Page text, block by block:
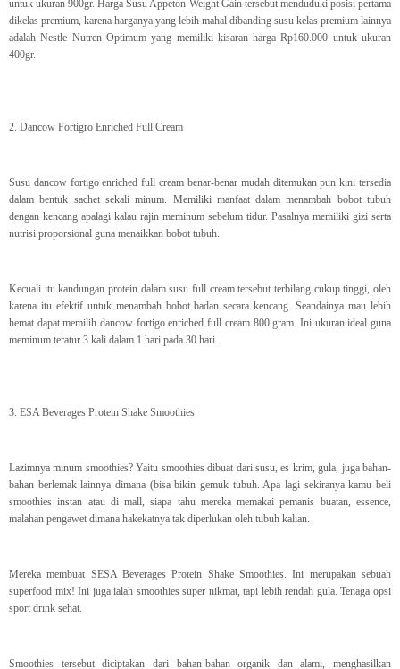
untuk ukuran 900gr. Harga Susu Appeton Weight Gain tersebut menduduki posisi pertama
dikelas premium, karena harganya yang lebih mahal dibanding susu kelas premium lainnya
adalah Nestle Nutren Optimum yang memiliki kisaran harga Rp160.000 untuk ukuran
400gr.
2. Dancow Fortigro Enriched Full Cream
Susu dancow fortigo enriched full cream benar-benar mudah ditemukan pun kini tersedia
dalam bentuk sachet sekali minum. Memiliki manfaat dalam menambah bobot tubuh
dengan kencang apalagi kalau rajin meminum sebelum tidur. Pasalnya memiliki gizi serta
nutrisi proporsional guna menaikkan bobot tubuh.
Kecuali itu kandungan protein dalam susu full cream tersebut terbilang cukup tinggi, oleh
karena itu efektif untuk menambah bobot badan secara kencang. Seandainya mau lebih
hemat dapat memilih dancow fortigo enriched full cream 800 gram. Ini ukuran ideal guna
meminum teratur 3 kali dalam 1 hari pada 30 hari.
3. ESA Beverages Protein Shake Smoothies
Lazimnya minum smoothies? Yaitu smoothies dibuat dari susu, es krim, gula, juga bahan-
bahan berlemak lainnya dimana (bisa bikin gemuk tubuh. Apa lagi sekiranya kamu beli
smoothies instan atau di mall, siapa tahu mereka memakai pemanis buatan, essence,
malahan pengawet dimana hakekatnya tak diperlukan oleh tubuh kalian.
Mereka membuat SESA Beverages Protein Shake Smoothies. Ini merupakan sebuah
superfood mix! Ini juga ialah smoothies super nikmat, tapi lebih rendah gula. Tenaga opsi
sport drink sehat.
Smoothies tersebut diciptakan dari bahan-bahan organik dan alami, menghasilkan